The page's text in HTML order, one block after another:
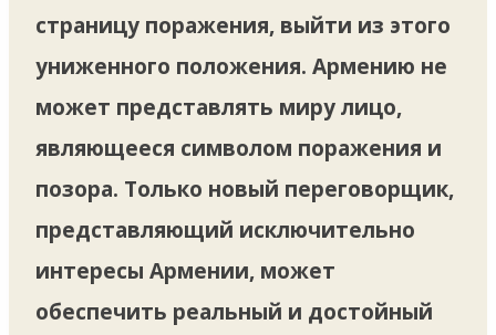
страницу поражения, выйти из этого
униженного положения. Армению не
может представлять миру лицо,
являющееся символом поражения и
позора. Только новый переговорщик,
представляющий исключительно
интересы Армении, может
обеспечить реальный и достойный